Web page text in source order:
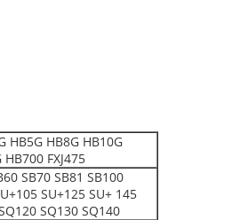
HB5G HB8G HB10G
FXJ475
SB70 SB81 SB100
SU+125 SU+ 145
SQ130 SQ140